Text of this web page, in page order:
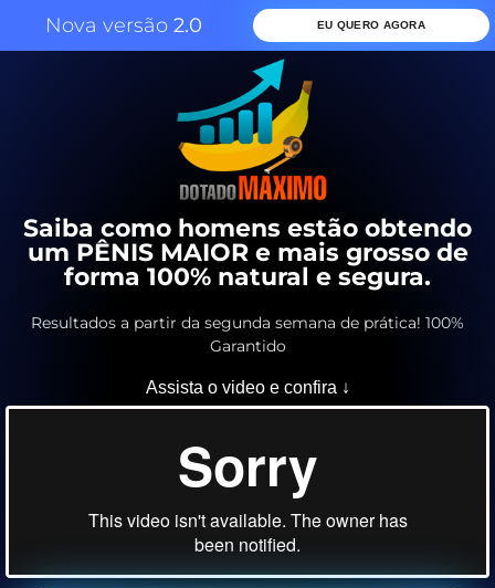
Nova versão 2.0 EU QUERO AGORA
Saiba como homens estão obtendo
um PÊNIS MAIOR e mais grosso de
forma 100% natural e segura.
Resultados a partir da segunda semana de prática! 100%
Garantido
Assista o video e confira ↓